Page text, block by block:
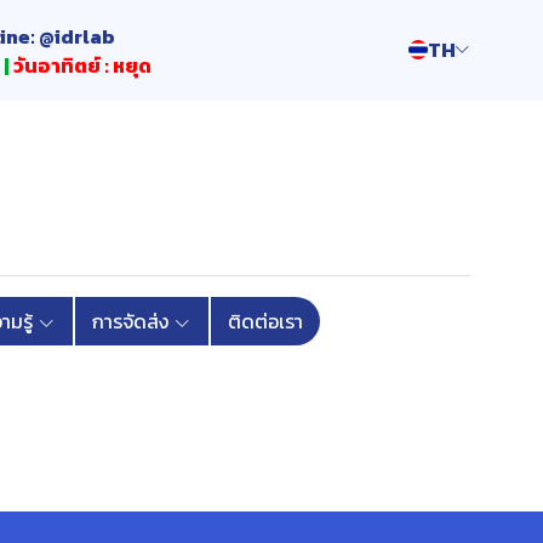
@idrlab
วันอาทิตย์ : หยุด
TH
มรู้ การจัดส่ง ติดต่อเรา